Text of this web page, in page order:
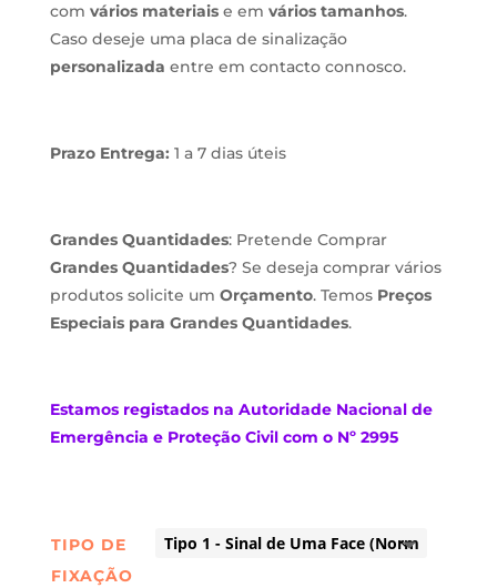
com vários materiaise em vários tamanhos.
Caso deseje uma placa de sinalização
personalizada entre em contacto connosco.
Prazo Entrega: 1 a 7 dias úteis
Grandes Quantidades: Pretende Comprar
Grandes Quantidades? Se deseja comprar vários
produtos solicite um Orçamento. Temos Preços
Especiais para Grandes Quantidades.
Estamosregistados na Autoridade Nacional de
Emergência e Proteção Civil com o Nº 2995
TIPO DE
FIXAÇÃO